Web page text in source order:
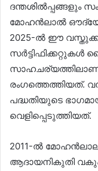
ദന്തശിൽപ്പങ്ങളും
മോഹൻലാൽ
2025-ൽ ഈ
സർട്ടിഫിക്കറ്റുകൾ
സാഹചര്യത്തിലാണ്
രംഗത്തെത്തിയത്.
പദ്ധതിയുടെ
വെളിപ്പെടുത്തിയത്.
2011-ൽ
ആദായനികുതി